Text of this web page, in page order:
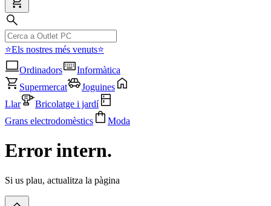
⭐Els nostres més venuts⭐
Ordinadors
Informàtica
Supermercat
Joguines
Llar
Bricolatge i jardí
Grans electrodomèstics
Moda
Error intern.
Si us plau, actualitza la pàgina